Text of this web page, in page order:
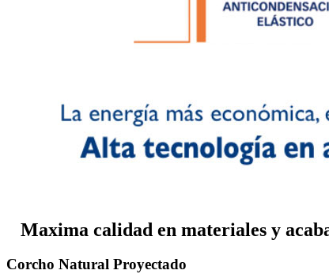
Maxima calidad en materiales y
Corcho Natural Proyectado